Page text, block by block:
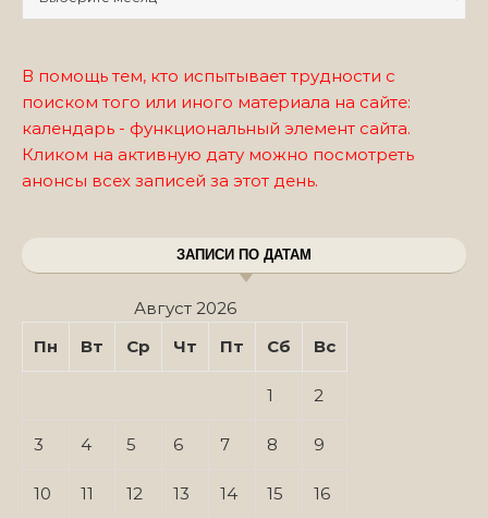
В помощь тем, кто испытывает трудности с
поиском того или иного материала на сайте:
календарь - функциональный элемент сайта.
Кликом на активную дату можно посмотреть
анонсы всех записей за этот день.
ЗАПИСИ ПО ДАТАМ
Август 2026
Пн
Вт Ср Чт Пт Сб Вс
1 2
3 4 5 6 7 8 9
10 11 12 13 14 15 16